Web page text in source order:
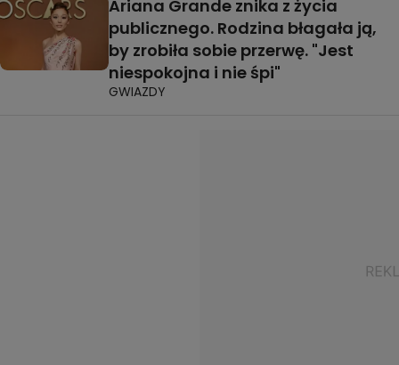
Ariana Grande znika z życia
publicznego. Rodzina błagała ją,
by zrobiła sobie przerwę. "Jest
niespokojna i nie śpi"
GWIAZDY